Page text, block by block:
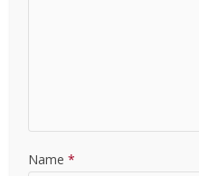
Name *